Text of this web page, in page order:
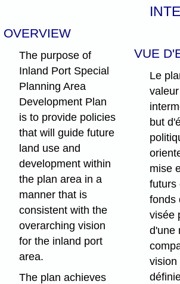
OVERVIEW
The purpose of
Inland Port Special
Planning Area
Development Plan
is to provide policies
that will guide future
land use and
development within
the plan area in a
manner that is
consistent with the
overarching vision
for the inland port
area.
The plan achieves
VUE
Le
but
mise
futurs
fonds
visée
d'une
vision